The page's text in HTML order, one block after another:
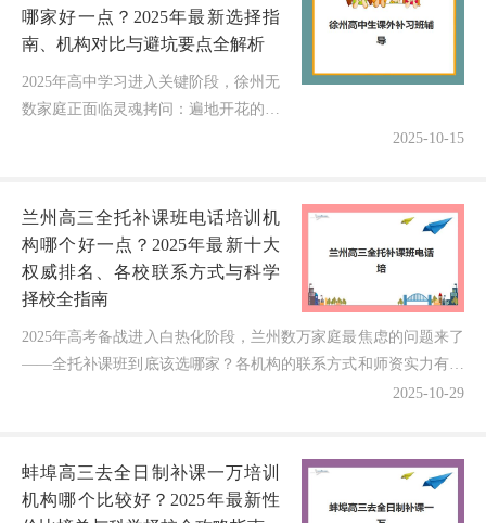
哪家好一点？2025年最新选择指
南、机构对比与避坑要点全解析
2025年高中学习进入关键阶段，徐州无
数家庭正面临灵魂拷问：遍地开花的高
2025-10-15
兰州高三全托补课班电话培训机
构哪个好一点？2025年最新十大
权威排名、各校联系方式与科学
择校全指南
2025年高考备战进入白热化阶段，兰州数万家庭最焦虑的问题来了
——全托补课班到底该选哪家？各机构的联系方式和师资实力有何
差异？会不会因信息不对称错失性价比最高的选择？据不...2025-10-29
蚌埠高三去全日制补课一万培训
机构哪个比较好？2025年最新性